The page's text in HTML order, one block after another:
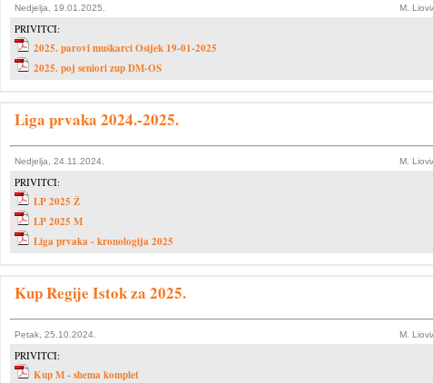
Nedjelja, 19.01.2025. M.
PRIVITCI:
2025. parovi muškarci Osijek 19-01-2025
2025. poj seniori zup DM-OS
Liga prvaka 2024.-2025.
Nedjelja, 24.11.2024. M.
PRIVITCI:
LP 2025 Ž
LP 2025 M
Liga prvaka - kronologija 2025
Kup Regije Istok za 2025.
Petak, 25.10.2024. M.
PRIVITCI:
Kup M - shema komplet